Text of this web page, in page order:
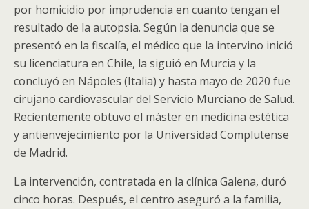
por homicidio por imprudencia en cuanto tengan el
resultado de la autopsia. Según la denuncia que se
presentó en la fiscalía, el médico que la intervino inició
su licenciatura en Chile, la siguió en Murcia y la
concluyó en Nápoles (Italia) y hasta mayo de 2020 fue
cirujano cardiovascular del Servicio Murciano de Salud.
Recientemente obtuvo el máster en medicina estética
y antienvejecimiento por la Universidad Complutense
de Madrid.
La intervención, contratada en la clínica Galena, duró
cinco horas. Después, el centro aseguró a la familia,